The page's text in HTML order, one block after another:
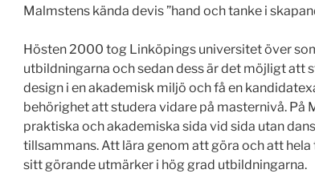
Malmstens kända devis ”hand och tanke i
Hösten 2000 tog Linköpings universitet över
utbildningarna och sedan dess är det möjligt att
design i en akademisk miljö och få en
behörighet att studera vidare på masternivå. På
praktiska och akademiska sida vid sida utan
tillsammans. Att lära genom att göra och att
sitt görande utmärker i hög grad utbildningarna.